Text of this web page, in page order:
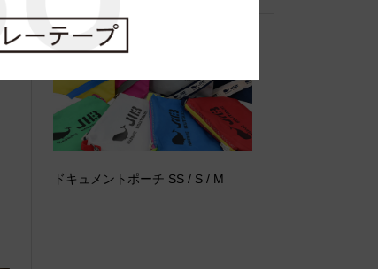
ドキュメントポーチ SS / S / M